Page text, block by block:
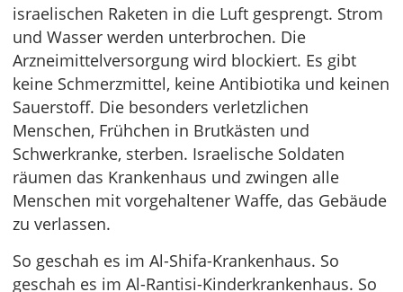
israelischen Raketen in die Luft gesprengt. Strom
und Wasser werden unterbrochen. Die
Arzneimittelversorgung wird blockiert. Es gibt
keine Schmerzmittel, keine Antibiotika und keinen
Sauerstoff. Die besonders verletzlichen
Menschen, Frühchen in Brutkästen und
Schwerkranke, sterben. Israelische Soldaten
räumen das Krankenhaus und zwingen alle
Menschen mit vorgehaltener Waffe, das Gebäude
zu verlassen.
So geschah es im Al-Shifa-Krankenhaus. So
geschah es im Al-Rantisi-Kinderkrankenhaus. So